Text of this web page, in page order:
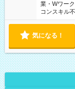
業・Wワー
コンスキル
気になる！